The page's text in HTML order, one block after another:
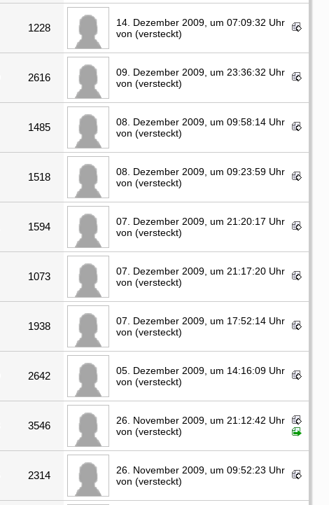
1228
14. Dezember 2009, um 07:09:32 Uhr
von (versteckt)
2616
09. Dezember 2009, um 23:36:32 Uhr
von (versteckt)
1485
08. Dezember 2009, um 09:58:14 Uhr
von (versteckt)
1518
08. Dezember 2009, um 09:23:59 Uhr
von (versteckt)
1594
07. Dezember 2009, um 21:20:17 Uhr
von (versteckt)
1073
07. Dezember 2009, um 21:17:20 Uhr
von (versteckt)
1938
07. Dezember 2009, um 17:52:14 Uhr
von (versteckt)
2642
05. Dezember 2009, um 14:16:09 Uhr
von (versteckt)
3546
26. November 2009, um 21:12:42 Uhr
von (versteckt)
2314
26. November 2009, um 09:52:23 Uhr
von (versteckt)